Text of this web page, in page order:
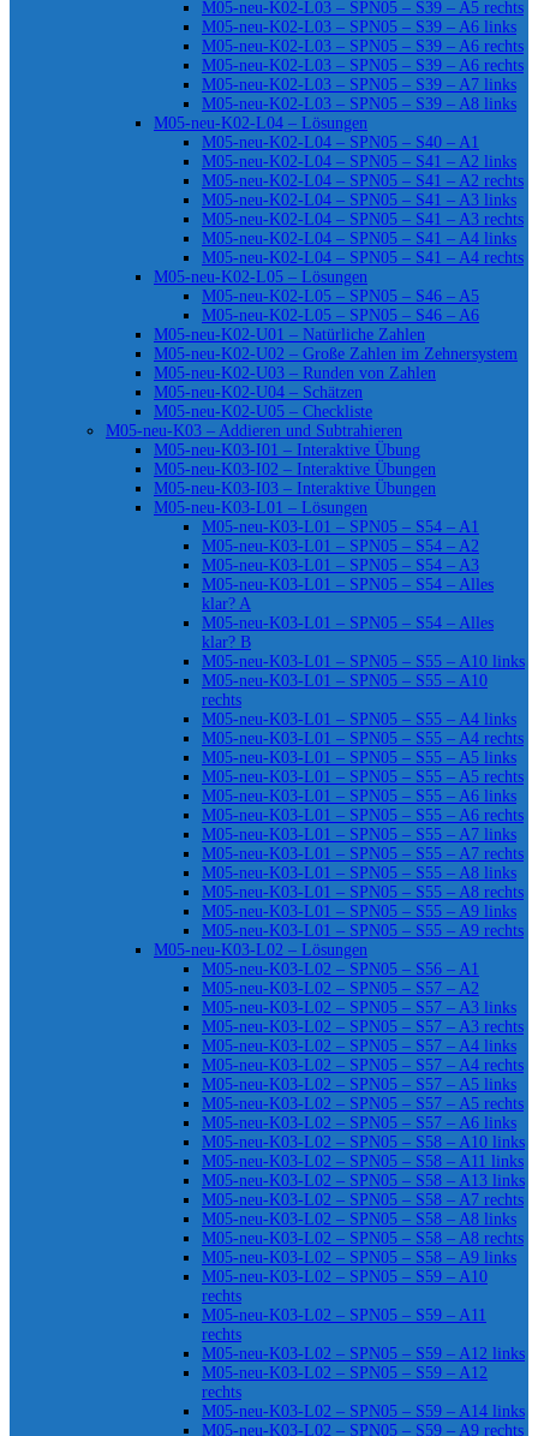
M05-neu-K02-L03 – SPN05 – S39 – A5 rechts
M05-neu-K02-L03 – SPN05 – S39 – A6 links
M05-neu-K02-L03 – SPN05 – S39 – A6 rechts
M05-neu-K02-L03 – SPN05 – S39 – A6 rechts
M05-neu-K02-L03 – SPN05 – S39 – A7 links
M05-neu-K02-L03 – SPN05 – S39 – A8 links
M05-neu-K02-L04 – Lösungen
M05-neu-K02-L04 – SPN05 – S40 – A1
M05-neu-K02-L04 – SPN05 – S41 – A2 links
M05-neu-K02-L04 – SPN05 – S41 – A2 rechts
M05-neu-K02-L04 – SPN05 – S41 – A3 links
M05-neu-K02-L04 – SPN05 – S41 – A3 rechts
M05-neu-K02-L04 – SPN05 – S41 – A4 links
M05-neu-K02-L04 – SPN05 – S41 – A4 rechts
M05-neu-K02-L05 – Lösungen
M05-neu-K02-L05 – SPN05 – S46 – A5
M05-neu-K02-L05 – SPN05 – S46 – A6
M05-neu-K02-U01 – Natürliche Zahlen
M05-neu-K02-U02 – Große Zahlen im Zehnersystem
M05-neu-K02-U03 – Runden von Zahlen
M05-neu-K02-U04 – Schätzen
M05-neu-K02-U05 – Checkliste
M05-neu-K03 – Addieren und Subtrahieren
M05-neu-K03-I01 – Interaktive Übung
M05-neu-K03-I02 – Interaktive Übungen
M05-neu-K03-I03 – Interaktive Übungen
M05-neu-K03-L01 – Lösungen
M05-neu-K03-L01 – SPN05 – S54 – A1
M05-neu-K03-L01 – SPN05 – S54 – A2
M05-neu-K03-L01 – SPN05 – S54 – A3
M05-neu-K03-L01 – SPN05 – S54 – Alles
klar? A
M05-neu-K03-L01 – SPN05 – S54 – Alles
klar? B
M05-neu-K03-L01 – SPN05 – S55 – A10 links
M05-neu-K03-L01 – SPN05 – S55 – A10
rechts
M05-neu-K03-L01 – SPN05 – S55 – A4 links
M05-neu-K03-L01 – SPN05 – S55 – A4 rechts
M05-neu-K03-L01 – SPN05 – S55 – A5 links
M05-neu-K03-L01 – SPN05 – S55 – A5 rechts
M05-neu-K03-L01 – SPN05 – S55 – A6 links
M05-neu-K03-L01 – SPN05 – S55 – A6 rechts
M05-neu-K03-L01 – SPN05 – S55 – A7 links
M05-neu-K03-L01 – SPN05 – S55 – A7 rechts
M05-neu-K03-L01 – SPN05 – S55 – A8 links
M05-neu-K03-L01 – SPN05 – S55 – A8 rechts
M05-neu-K03-L01 – SPN05 – S55 – A9 links
M05-neu-K03-L01 – SPN05 – S55 – A9 rechts
M05-neu-K03-L02 – Lösungen
M05-neu-K03-L02 – SPN05 – S56 – A1
M05-neu-K03-L02 – SPN05 – S57 – A2
M05-neu-K03-L02 – SPN05 – S57 – A3 links
M05-neu-K03-L02 – SPN05 – S57 – A3 rechts
M05-neu-K03-L02 – SPN05 – S57 – A4 links
M05-neu-K03-L02 – SPN05 – S57 – A4 rechts
M05-neu-K03-L02 – SPN05 – S57 – A5 links
M05-neu-K03-L02 – SPN05 – S57 – A5 rechts
M05-neu-K03-L02 – SPN05 – S57 – A6 links
M05-neu-K03-L02 – SPN05 – S58 – A10 links
M05-neu-K03-L02 – SPN05 – S58 – A11 links
M05-neu-K03-L02 – SPN05 – S58 – A13 links
M05-neu-K03-L02 – SPN05 – S58 – A7 rechts
M05-neu-K03-L02 – SPN05 – S58 – A8 links
M05-neu-K03-L02 – SPN05 – S58 – A8 rechts
M05-neu-K03-L02 – SPN05 – S58 – A9 links
M05-neu-K03-L02 – SPN05 – S59 – A10
rechts
M05-neu-K03-L02 – SPN05 – S59 – A11
rechts
M05-neu-K03-L02 – SPN05 – S59 – A12 links
M05-neu-K03-L02 – SPN05 – S59 – A12
rechts
M05-neu-K03-L02 – SPN05 – S59 – A14 links
M05-neu-K03-L02 – SPN05 – S59 – A9 rechts